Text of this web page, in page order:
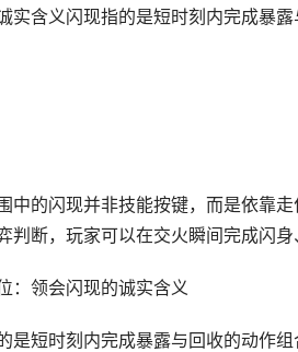
实含义闪现指的是短时刻内完成暴
中的闪现并非技能按键，而是依靠
判断，玩家可以在交火瞬间完成闪
：领会闪现的诚实含义
是短时刻内完成暴露与回收的动作